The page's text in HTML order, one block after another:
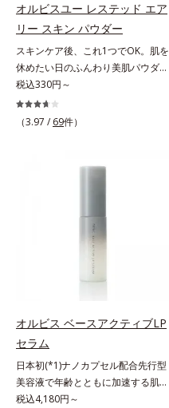
ル*5 乾燥や汚れによる*6 キメの乱
れによる＜使用量目安＞適量＜使用
ステップ＞オルビス ザ クレンジン
グ オイル ⇒ 洗顔料 ⇒ 化粧
水 ⇒ 保湿液 ※W洗顔が必要で
す＜使用方法＞1.適量をとり、手の
ひら全体にさっと広げます。2.肌の
いメイクを落とす際は、乾いた手に
水またはぬるま湯でよく洗い流しま
す。4.その後、洗顔料で洗顔してく
リ感あふれる肌へと導きます。うる
おいに満ちたゆらがない肌をご体感
いただくために設計された3ステッ
プで、いつも力強く美しくあり続け
るあなたを応援します。*1 肌にう
*2 年齢に応じたお手入れのこと
*3 デクスパンテノールW*4
スト済＝全ての方にアレルギーが起
こらないということではありませ
オルビスユー レステッド エア
リー スキン パウダー
スキンケア後、これ1つでOK。肌を
休めたい日のふんわり美肌パウダ
ー。ふんわり美肌が叶う、うるおい
パウダーです。3色の光を操るパウ
ダーがツヤと透明感を演出。ソフト
ー。ふんわり軽いつけごこちながら
激から肌をガードします。スキンケ
ア後にこれひとつでライトメイク効
果。クレンジング不要で、紫外線吸
収剤やグリセリン、パラベンもフリ
ー処方。肌を休ませたい日、リモー
出かけする時など、しっかりメイク
税込330円～
（3.97 / 69件）
オルビス ベースアクティブLP
セラム
日本初(*1)ナノカプセル配合先行型
美容液で年齢とともに加速する肌悩
み(*2)にブレーキを。スキンケアの
税込4,180円～